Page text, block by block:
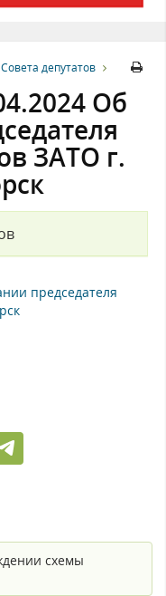
депутатов
Об
ЗАТО г.
председателя
схемы